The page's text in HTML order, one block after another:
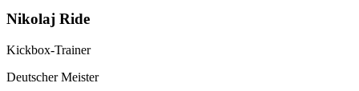
Nikolaj Ride
Kickbox-Trainer
Deutscher Meister